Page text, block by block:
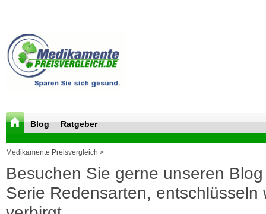
Blog Ratgeber
Medikamente Preisvergleich >
Besuchen Sie gerne unseren
Serie Redensarten, entschlüsseln